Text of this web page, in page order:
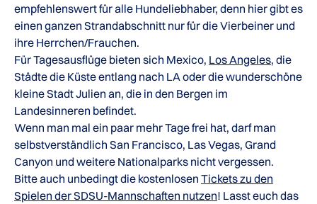
empfehlenswert für alle Hundeliebhaber, denn hier gibt es
einen ganzen Strandabschnitt nur für die Vierbeiner und
ihre Herrchen/Frauchen.
Für Tagesausflüge bieten sich Mexico, Los Angeles, die
Städte die Küste entlang nach LA oder die wunderschöne
kleine Stadt Julien an, die in den Bergen im
Landesinneren befindet.
Wenn man mal ein paar mehr Tage frei hat, darf man
selbstverständlich San Francisco, Las Vegas, Grand
Canyon und weitere Nationalparks nicht vergessen.
Bitte auch unbedingt die kostenlosen Tickets zu den
Spielen der SDSU-Mannschaften nutzen! Lasst euch das